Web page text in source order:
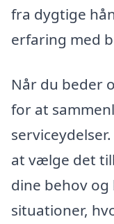
fra dygtige
erfaring med
Når du beder
for at
at vælge det
dine behov
situationer,